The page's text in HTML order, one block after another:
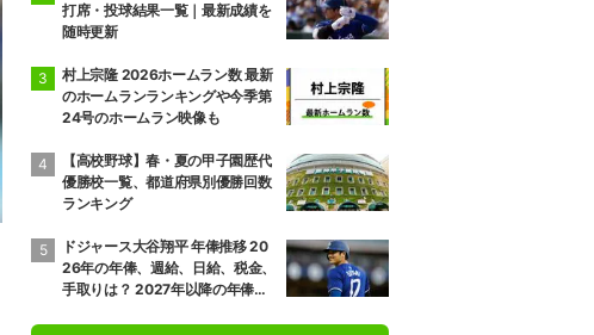
打席・投球結果一覧｜最新成績を
随時更新
村上宗隆 2026ホームラン数 最新
のホームランランキングや今季第
24号のホームラン映像も
【高校野球】春・夏の甲子園歴代
優勝校一覧、都道府県別優勝回数
ランキング
ドジャース大谷翔平 年俸推移 20
26年の年俸、週給、日給、税金、
手取りは？ 2027年以降の年俸推